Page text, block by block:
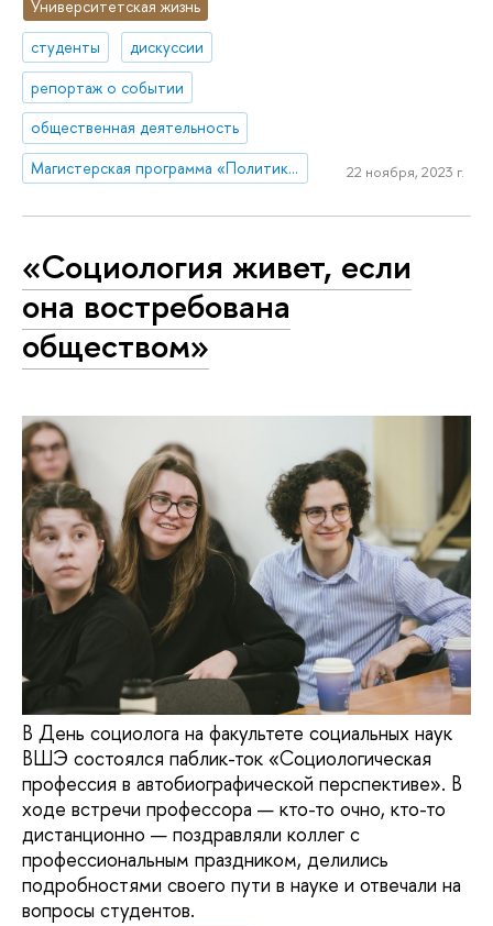
Университетская жизнь
студенты
дискуссии
репортаж о событии
общественная деятельность
Магистерская программа «Политика. Экономика. Философия»
22 ноября, 2023 г.
«Социология живет, если
она востребована
обществом»
В День социолога на факультете социальных наук
ВШЭ состоялся паблик-ток «Социологическая
профессия в автобиографической перспективе». В
ходе встречи профессора — кто-то очно, кто-то
дистанционно — поздравляли коллег с
профессиональным праздником, делились
подробностями своего пути в науке и отвечали на
вопросы студентов.